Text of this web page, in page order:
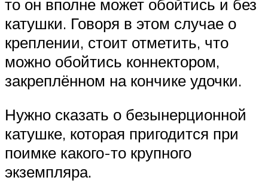
то он вполне может обойтись и без
катушки. Говоря в этом случае о
креплении, стоит отметить, что
можно обойтись коннектором,
закреплённом на кончике удочки.
Нужно сказать о безынерционной
катушке, которая пригодится при
поимке какого-то крупного
экземпляра.